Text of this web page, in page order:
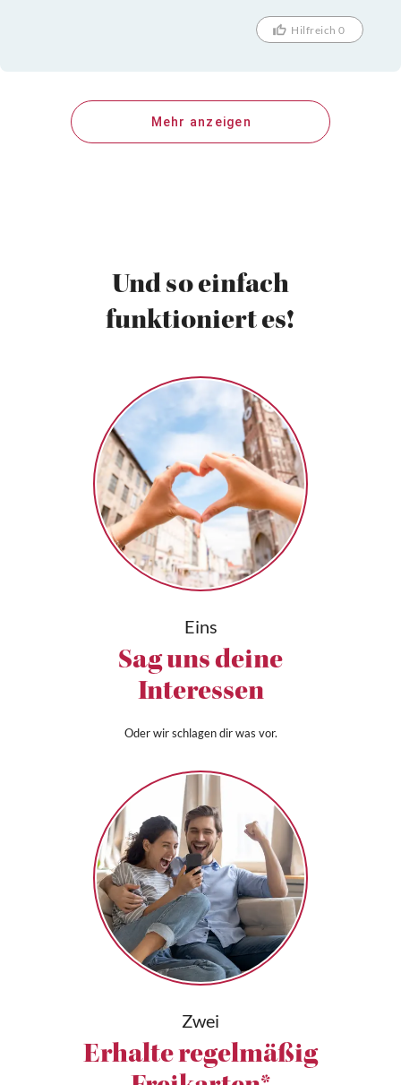
Hilfreich 0
Mehr anzeigen
Und so einfach
funktioniert es!
Eins
Sag uns deine
Interessen
Oder wir schlagen dir was vor.
Zwei
Erhalte regelmäßig